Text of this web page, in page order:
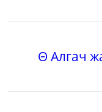
Θ Алгач